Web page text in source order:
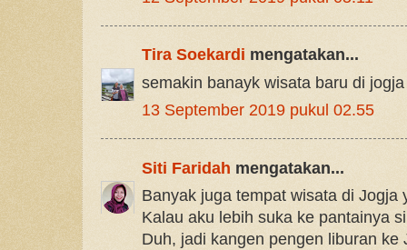
Tira Soekardi mengatakan...
semakin banayk wisata baru di
13 September 2019 pukul 02.55
Siti Faridah mengatakan...
Banyak juga tempat wisata di Jogja
Kalau aku lebih suka ke pantainya
Duh, jadi kangen pengen liburan ke